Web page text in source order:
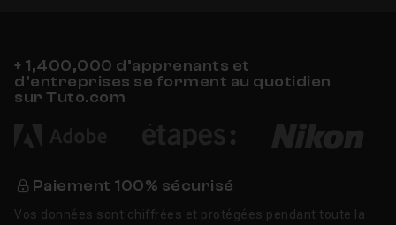
+ 1,400,000 d’apprenants et
d’entreprises se forment au quotidien
sur Tuto.com
Paiement 100% sécurisé
Vos données sont chiffrées et protégées pendant toute la